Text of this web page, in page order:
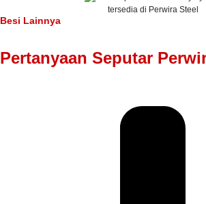
Besi Lainnya
Pertanyaan Seputar